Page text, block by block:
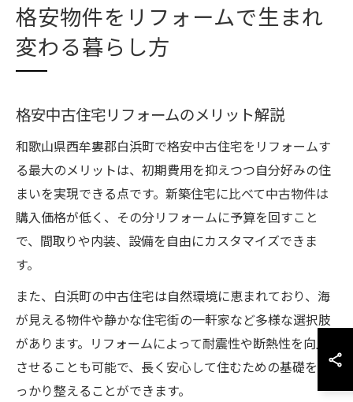
格安物件をリフォームで生まれ
変わる暮らし方
格安中古住宅リフォームのメリット解説
和歌山県西牟婁郡白浜町で格安中古住宅をリフォームす
る最大のメリットは、初期費用を抑えつつ自分好みの住
まいを実現できる点です。新築住宅に比べて中古物件は
購入価格が低く、その分リフォームに予算を回すこと
で、間取りや内装、設備を自由にカスタマイズできま
す。
また、白浜町の中古住宅は自然環境に恵まれており、海
が見える物件や静かな住宅街の一軒家など多様な選択肢
があります。リフォームによって耐震性や断熱性を向上
させることも可能で、長く安心して住むための基礎をし
っかり整えることができます。